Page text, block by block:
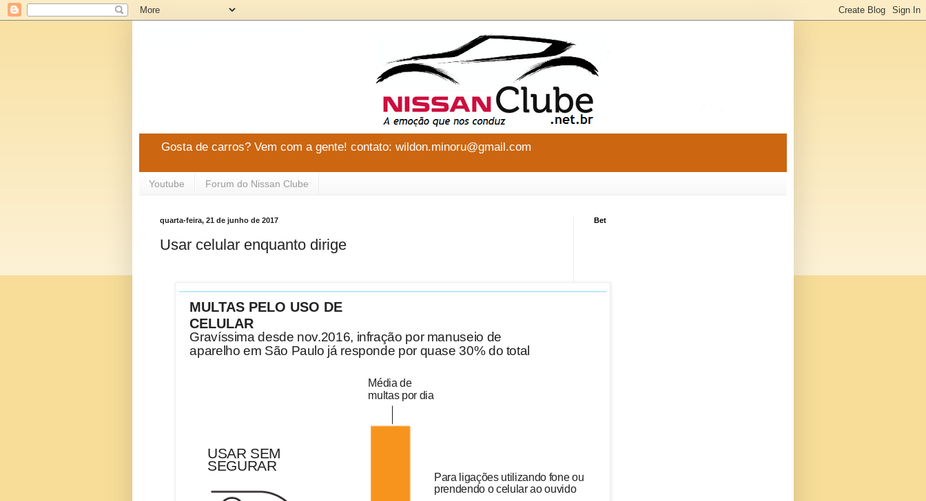
Gosta de carros? Vem com a gente! contato: wildon.minoru@gmail.com
Youtube Forum do Nissan Clube
quarta-feira, 21 de junho de 2017
Usar celular enquanto dirige
MULTAS PELO USO DE
CELULAR
Gravíssima desde nov.2016, infração por manuseio de
aparelho em São Paulo já responde por quase 30% do total
Média de
multas por dia
USAR SEM
SEGURAR
Para ligações utilizando fone ou
prendendo o celular ao ouvido
Bet